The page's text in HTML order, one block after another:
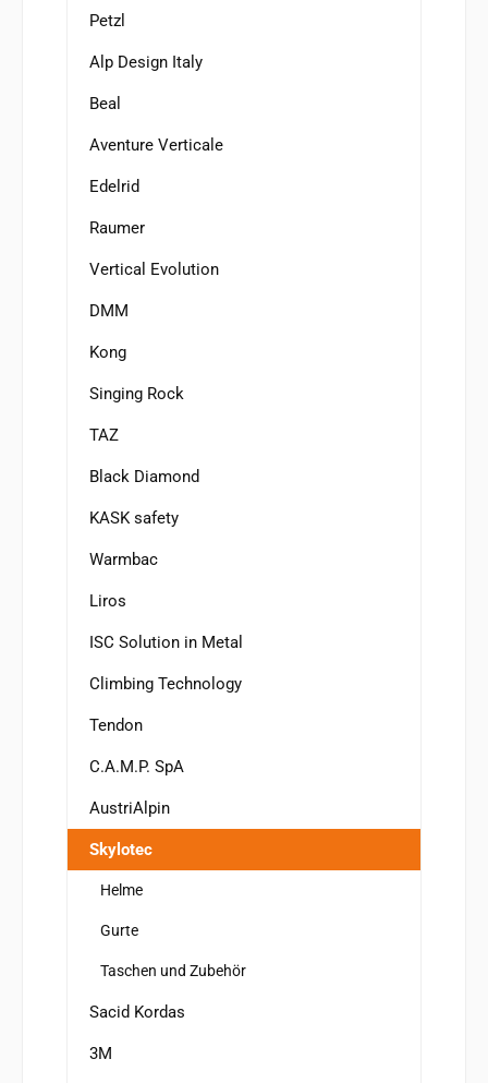
Petzl
Alp Design Italy
Beal
Aventure Verticale
Edelrid
Raumer
Vertical Evolution
DMM
Kong
Singing Rock
TAZ
Black Diamond
KASK safety
Warmbac
Liros
ISC Solution in Metal
Climbing Technology
Tendon
C.A.M.P. SpA
AustriAlpin
Skylotec
Helme
Gurte
Taschen und Zubehör
Sacid Kordas
3M